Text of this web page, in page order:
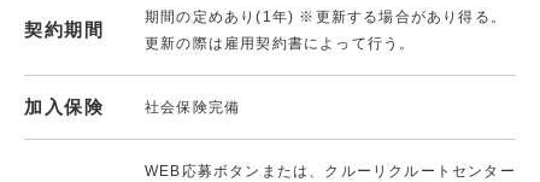
契約期間
期間の定めあり(1年) ※更新する場合があり得る。
更新の際は雇用契約書によって行う。
加入保険 社会保険完備
WEB応募ボタンまたは、クルーリクルートセンター